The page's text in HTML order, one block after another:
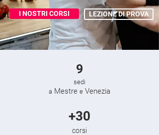
I NOSTRI CORSI LEZIONE DI PROVA
9
sedi
a Mestre e Venezia
+30
corsi